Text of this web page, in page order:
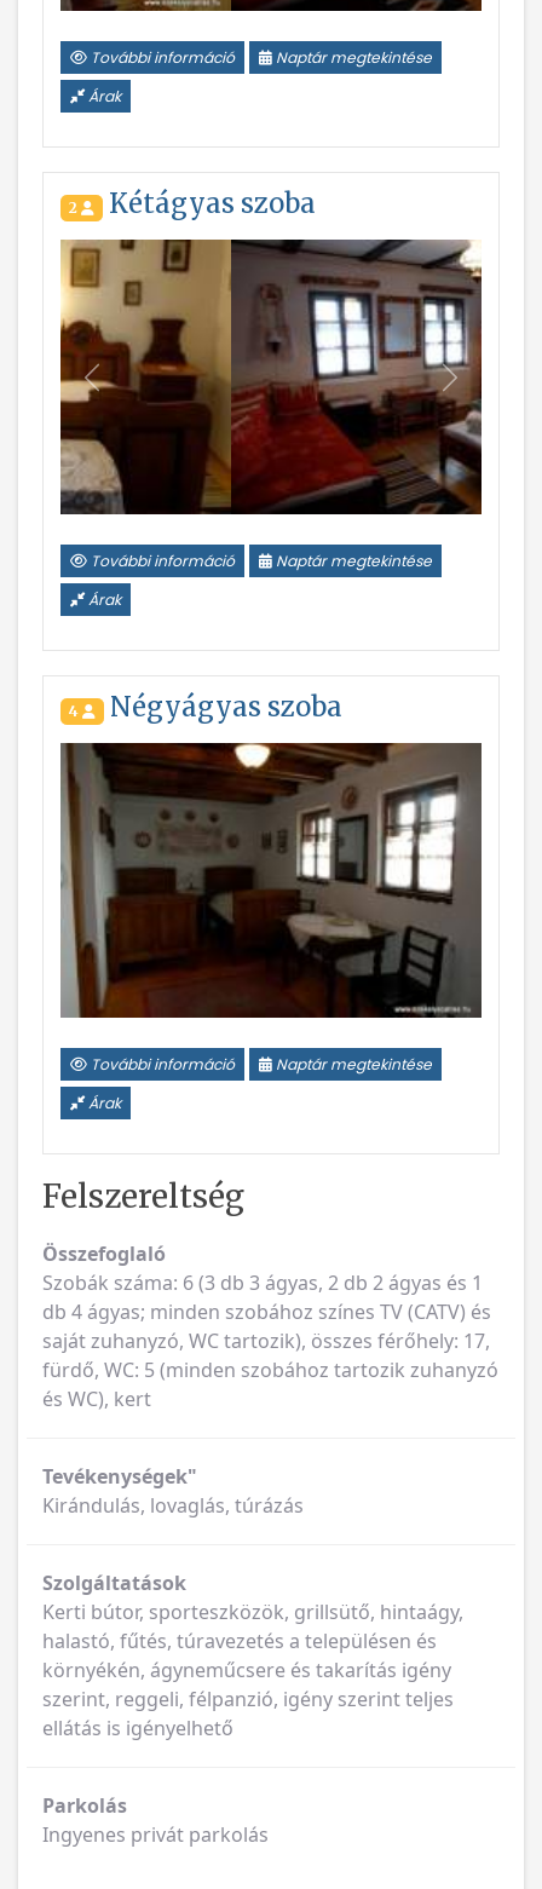
További információ
Naptár megtekintése
Árak
2 Kétágyas szoba
Vissza
További információ
Naptár megtekintése
Árak
4 Négyágyas szoba
További információ
Naptár megtekintése
Árak
Felszereltség
Összefoglaló
Szobák száma: 6 (3 db 3 ágyas, 2 db 2 ágyas és 1
db 4 ágyas; minden szobához színes TV (CATV) és
saját zuhanyzó, WC tartozik), összes férőhely: 17,
fürdő, WC: 5 (minden szobához tartozik zuhanyzó
és WC), kert
Tevékenységek"
Kirándulás, lovaglás, túrázás
Szolgáltatások
Kerti bútor, sporteszközök, grillsütő, hintaágy,
halastó, fűtés, túravezetés a településen és
környékén, ágyneműcsere és takarítás igény
szerint, reggeli, félpanzió, igény szerint teljes
ellátás is igényelhető
Parkolás
Ingyenes privát parkolás